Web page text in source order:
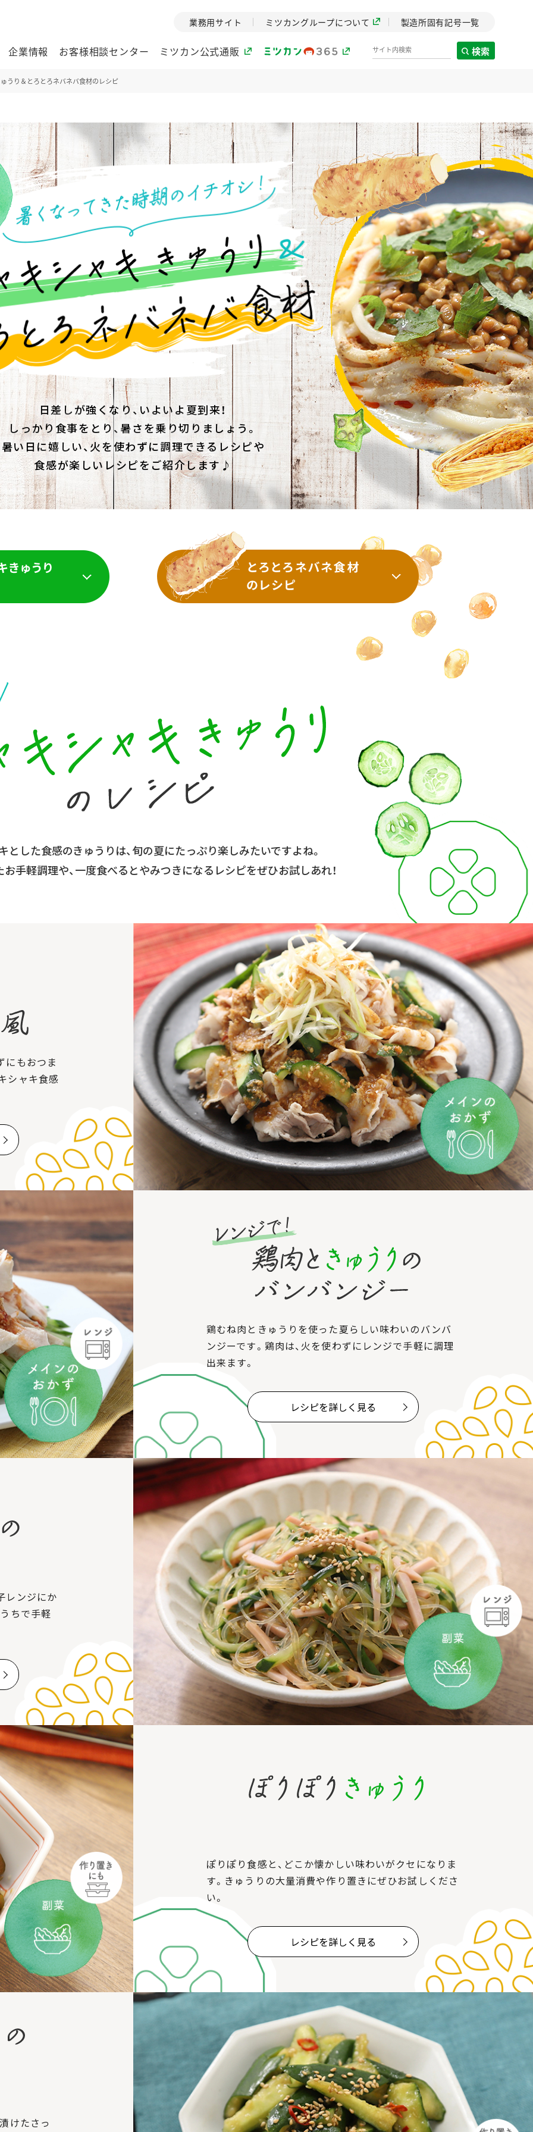
介します。
酢 ぽん酢 みりん風・料理酒 鍋用調味料 つゆ たれ
スープ 中華 クイック調味料 レモン果汁 ふりかけ おすしの素 炊き込みご飯の素 米飯用調味液
納豆 Fibee
鍋奉行マニュアル ミツカンのCM
企業情報
企業理念
ミツカングループの企
業理念をご紹介しま
ミツカンの歴史
創業から現在までのミ
ツカンの変革と挑戦の
歴史をご紹介します。
環境への取り組み
ミツカンの環境への取
り組みをご紹介しま
す。
水の文化センター
（アーカイブ）
1999年設立。「水」を
テーマとした社会貢献
活動を行っていまし
ZENB initiative
植物を可能な限りまる
ごと使ったZENBのコン
セプトをご紹介しま
す。
MIM（ミツカンミュ
ージアム）
ミツカンの酢づくりの
型博物館です。
各部門が大切にして
いること
「未来ビジョン宣言」
実現に向けた各部門の
取り組みをご紹介しま
す。
おいしさと健康への
取り組み
ミツカンの研究成果と
おいしさと健康に役立
つ情報をご紹介しま
す。
キッザニア東京「ぽ
ん酢工房」
味ぽんやお酢について
楽しく学べるパビリオ
お客様相談センター ミツカン公式通販
業務用サイト ミツカングループについて 製造所固有記号一覧
検索
うり＆とろとろネバネバ食材のレシピ
日差しが強くなり、いよいよ夏到来！
しっかり食事をとり、暑さを乗り切りましょう。
暑い日に嬉しい、火を使わずに調理できるレシピや
食感が楽しいレシピをご紹介します♪
とした食感のきゅうりは、旬の夏にたっぷり楽しみたいですよね。
手軽調理や、一度食べるとやみつきになるレシピをぜひお試しあれ！
にもおつま
シャキ食感
鶏むね肉ときゅうりを使った夏らしい味わいのバンバ
ンジーです。鶏肉は、火を使わずにレンジで手軽に調理
出来ます。
レシピを詳しく見る
レンジにか
ちで手軽
ぽりぽり食感と、どこか懐かしい味わいがクセになりま
す。きゅうりの大量消費や作り置きにぜひお試しくださ
い。
レシピを詳しく見る
けたさっ